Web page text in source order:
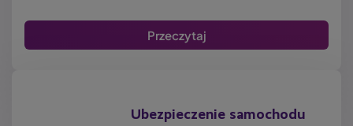
Przeczytaj
Ubezpieczenie samochodu